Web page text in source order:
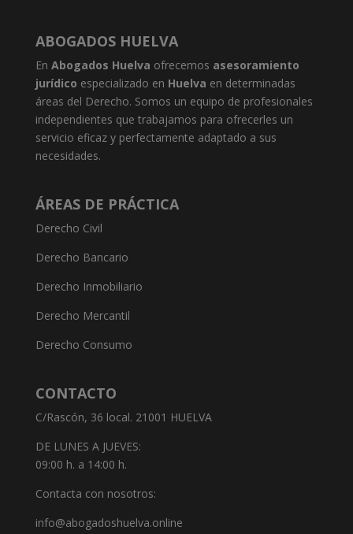
ABOGADOS HUELVA
En Abogados Huelva ofrecemos asesoramiento
jurídico especializado en Huelva en determinadas
áreas del Derecho. Somos un equipo de profesionales
independientes que trabajamos para ofrecerles un
servicio eficaz y perfectamente adaptado a sus
necesidades.
ÁREAS DE PRÁCTICA
Derecho Civil
Derecho Bancario
Derecho Inmobiliario
Derecho Mercantil
Derecho Consumo
CONTACTO
C/Rascón, 36 local. 21001 HUELVA
DE LUNES A JUEVES:
09:00 h. a 14:00 h.
Contacta con nosotros:
info@abogadoshuelva.online